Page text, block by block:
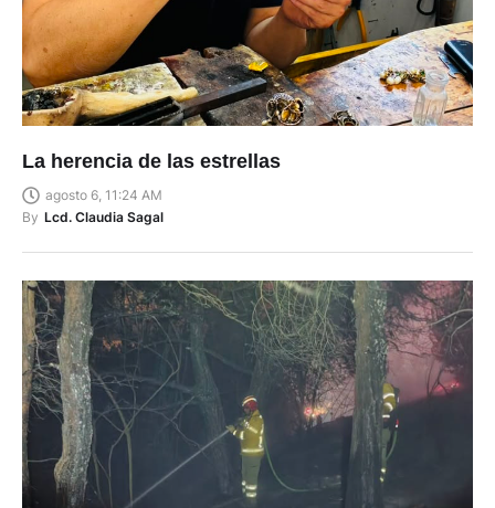
La herencia de las estrellas
agosto 6, 11:24 AM
By Lcd. Claudia Sagal